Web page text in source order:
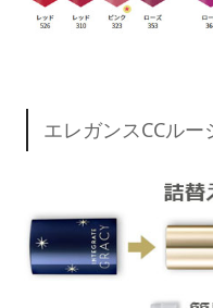
エレガンスCCル